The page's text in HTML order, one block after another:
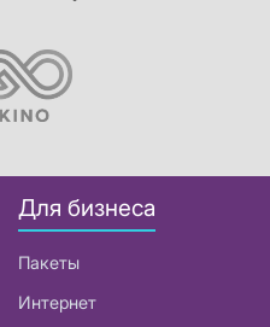
Для бизнеса
Пакеты
Интернет